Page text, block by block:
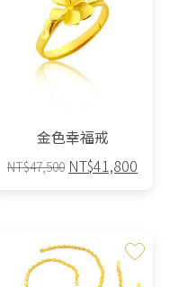
。
金色幸福戒
NT$47,500 原
NT$47,500。
NT$41,800